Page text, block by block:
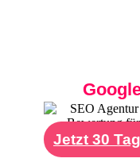
Jetzt 30